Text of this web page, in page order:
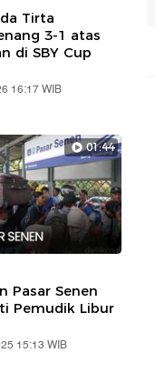
Tirta
3-1 atas
di SBY Cup
16:17 WIB
01:44
Pasar Senen
Pemudik Libur
15:13 WIB